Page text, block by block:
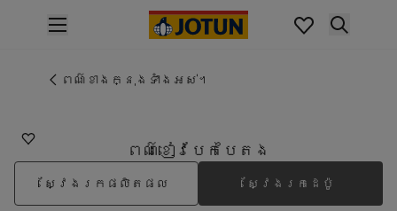
គំនូរខាងក្នុង
ផលិតផលផ្នែកខាងក្រៅ
ពណ៌
ពណ៌ថ្នាំលាបខាងក្នុង
ពណ៌ខាងក្នុងទាំងអស់។
ពណ៌ខៀវបែកបៃតង
ស្វែងរកផលិតផល ស្វែងរកដេប៉ូ